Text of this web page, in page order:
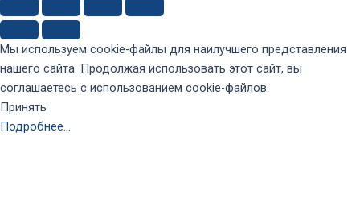
Мы используем cookie-файлы для наилучшего представления
нашего сайта. Продолжая использовать этот сайт, вы
соглашаетесь с использованием cookie-файлов.
Принять
Подробнее…